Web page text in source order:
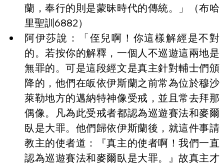
蘭，奉行的則是蒙昧時代的傳統。」（布哈
里聖訓6882）
阿伊莎說：「侄兒啊！你這樣解經是不對
的。若按你的解釋，一個人不巡遊這兩地是
無罪的。可是這段經文是真主針對輔士們頒
降的，他們在皈依伊斯蘭之前常為位於穆沙
萊勒地方的邁納特神像受戒，並且常去拜那
偶像。凡為此受戒者都認為巡遊賽法和麥爾
臥是大罪。他們歸依伊斯蘭後，就這件事請
教主的使者道：『真主的使者啊！我們一直
認為巡遊賽法和麥爾臥是大罪。』故真主才